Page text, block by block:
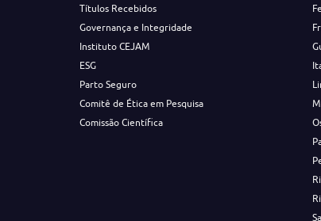
Títulos Recebidos
Governança e Integridade
Instituto CEJAM
ESG
Parto Seguro
Comitê de Ética em Pesquisa
Comissão Científica